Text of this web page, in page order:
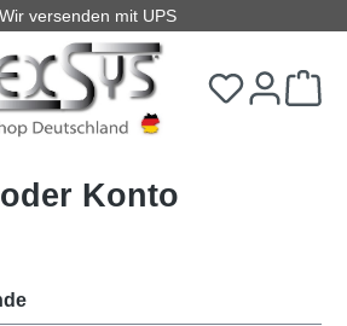
Wir versenden mit UPS
Konto